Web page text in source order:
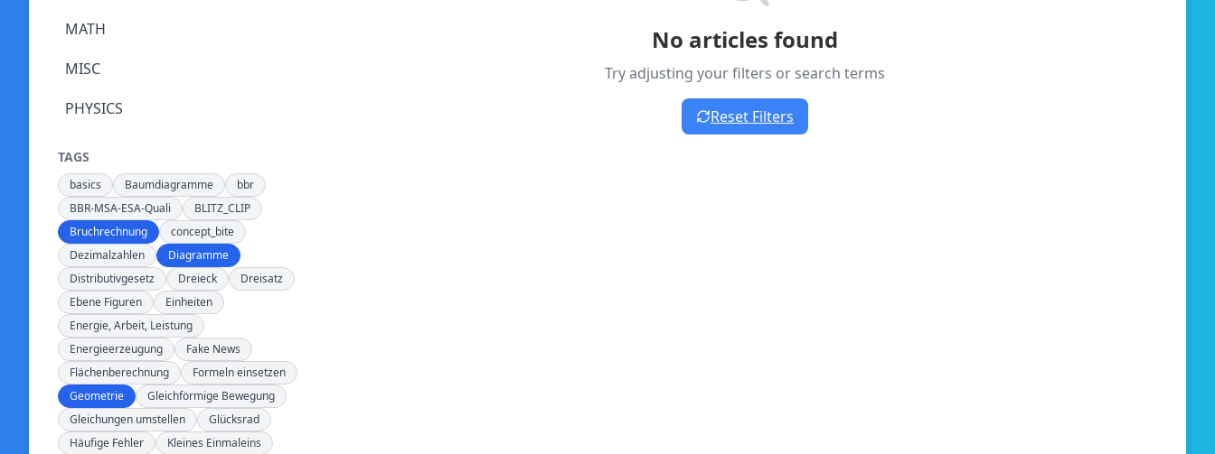
MATH
MISC
PHYSICS
TAGS
basics Baumdiagramme
bbr
BBR-MSA-ESA-Quali
BLITZ_CLIP
Bruchrechnung
concept_bite
Dezimalzahlen
Diagramme
Distributivgesetz
Dreieck
Dreisatz
Ebene Figuren
Einheiten
Energie, Arbeit, Leistung
Energieerzeugung
Fake News
Flächenberechnung
Formeln einsetzen
Geometrie
Gleichförmige Bewegung
Gleichungen umstellen
Glücksrad
Häufige Fehler
Kleines Einmaleins
No articles found
Try adjusting your filters or search terms
Reset Filters